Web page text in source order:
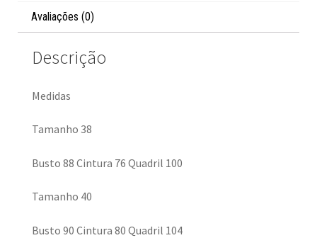
Avaliações (0)
Descrição
Medidas
Tamanho 38
Busto 88 Cintura 76 Quadril 100
Tamanho 40
Busto 90 Cintura 80 Quadril 104